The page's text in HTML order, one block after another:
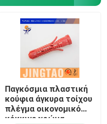
Παγκόσμια πλαστική
κούφια άγκυρα τοίχου
πλέγμα οικονομικό
κόκκινο χρώμα